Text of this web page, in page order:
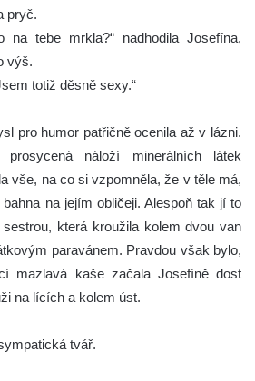
pryč.
na tebe mrkla?“ nadhodila Josefína,
výš.
totiž děsně sexy.“
pro humor patřičně ocenila až v lázni.
náloží minerálních látek
vše, na co si vzpomněla, že v těle má,
na jejím obličeji. Alespoň tak jí to
která kroužila kolem dvou van
paravánem. Pravdou však bylo,
mazlavá kaše začala Josefíně dost
na lících a kolem úst.
tvář.